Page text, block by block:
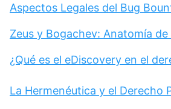
Aspectos Legales del Bug
Zeus y Bogachev: Anatomía
¿Qué es el eDiscovery en el
La Hermenéutica y el Derecho